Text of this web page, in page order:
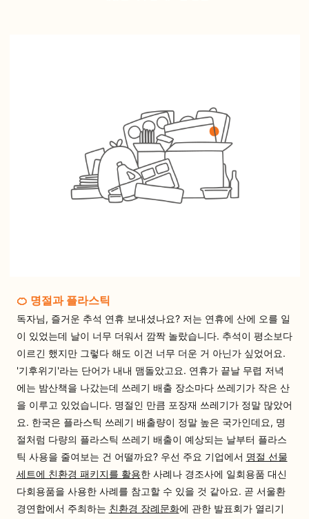
🍊 명절과 플라스틱
독자님, 즐거운 추석 연휴 보내셨나요? 저는 연휴에 산에 오를 일
이 있었는데 날이 너무 더워서 깜짝 놀랐습니다. 추석이 평소보다
이르긴 했지만 그렇다 해도 이건 너무 더운 거 아닌가 싶었어요.
'기후위기'라는 단어가 내내 맴돌았고요. 연휴가 끝날 무렵 저녁
에는 밤산책을 나갔는데 쓰레기 배출 장소마다 쓰레기가 작은 산
을 이루고 있었습니다. 명절인 만큼 포장재 쓰레기가 정말 많았어
요. 한국은 플라스틱 쓰레기 배출량이 정말 높은 국가인데요, 명
절처럼 다량의 플라스틱 쓰레기 배출이 예상되는 날부터 플라스
틱 사용을 줄여보는 건 어떨까요? 우선 주요 기업에서 명절 선물
세트에 친환경 패키지를 활용한 사례나 경조사에 일회용품 대신
다회용품을 사용한 사례를 참고할 수 있을 것 같아요. 곧 서울환
경연합에서 주최하는 친환경 장례문화에 관한 발표회가 열리기